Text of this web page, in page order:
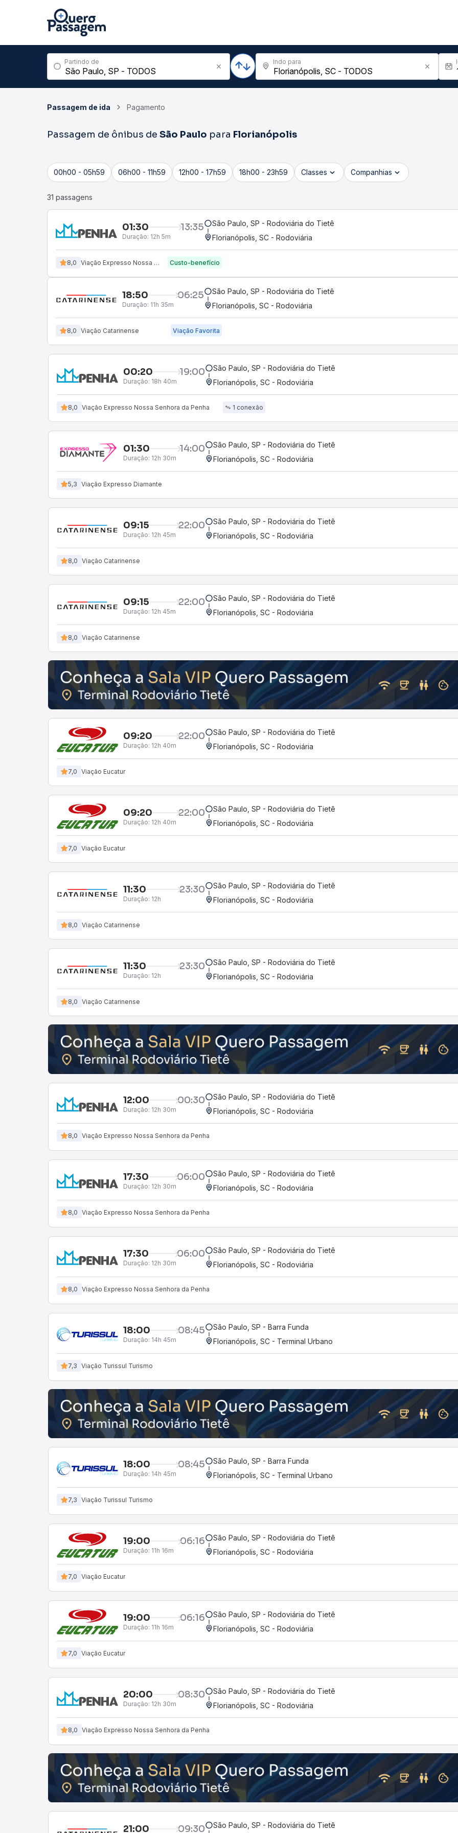
Partindo de Indo para
Passagem de ida Pagamento
Passagem de ônibus de São Paulo para Florianópolis
00h00 - 05h59 06h00 - 11h59 12h00 - 17h59 18h00 - 23h59 Classes Companhias
31 passagens
01:30 13:35
Duração: 12h 5m
São Paulo, SP - Rodoviária do Tietê
Florianópolis, SC - Rodoviária
8,0 Viação Expresso Nossa Senhora da Penha Custo-benefício
18:50 06:25
Duração: 11h 35m
São Paulo, SP - Rodoviária do Tietê
Florianópolis, SC - Rodoviária
8,0 Viação Catarinense Viação Favorita
00:20 19:00
Duração: 18h 40m
São Paulo, SP - Rodoviária do Tietê
Florianópolis, SC - Rodoviária
8,0 Viação Expresso Nossa Senhora da Penha 1 conexão
01:30 14:00
Duração: 12h 30m
São Paulo, SP - Rodoviária do Tietê
Florianópolis, SC - Rodoviária
5,3 Viação Expresso Diamante
09:15 22:00
Duração: 12h 45m
São Paulo, SP - Rodoviária do Tietê
Florianópolis, SC - Rodoviária
8,0 Viação Catarinense
09:15 22:00
Duração: 12h 45m
São Paulo, SP - Rodoviária do Tietê
Florianópolis, SC - Rodoviária
8,0 Viação Catarinense
09:20 22:00
Duração: 12h 40m
São Paulo, SP - Rodoviária do Tietê
Florianópolis, SC - Rodoviária
7,0 Viação Eucatur
09:20 22:00
Duração: 12h 40m
São Paulo, SP - Rodoviária do Tietê
Florianópolis, SC - Rodoviária
7,0 Viação Eucatur
11:30 23:30
Duração: 12h
São Paulo, SP - Rodoviária do Tietê
Florianópolis, SC - Rodoviária
8,0 Viação Catarinense
11:30 23:30
Duração: 12h
São Paulo, SP - Rodoviária do Tietê
Florianópolis, SC - Rodoviária
8,0 Viação Catarinense
12:00 00:30
Duração: 12h 30m
São Paulo, SP - Rodoviária do Tietê
Florianópolis, SC - Rodoviária
8,0 Viação Expresso Nossa Senhora da Penha
17:30 06:00
Duração: 12h 30m
São Paulo, SP - Rodoviária do Tietê
Florianópolis, SC - Rodoviária
8,0 Viação Expresso Nossa Senhora da Penha
17:30 06:00
Duração: 12h 30m
São Paulo, SP - Rodoviária do Tietê
Florianópolis, SC - Rodoviária
8,0 Viação Expresso Nossa Senhora da Penha
18:00 08:45
Duração: 14h 45m
São Paulo, SP - Barra Funda
Florianópolis, SC - Terminal Urbano
7,3 Viação Turissul Turismo
18:00 08:45
Duração: 14h 45m
São Paulo, SP - Barra Funda
Florianópolis, SC - Terminal Urbano
7,3 Viação Turissul Turismo
19:00 06:16
Duração: 11h 16m
São Paulo, SP - Rodoviária do Tietê
Florianópolis, SC - Rodoviária
7,0 Viação Eucatur
19:00 06:16
Duração: 11h 16m
São Paulo, SP - Rodoviária do Tietê
Florianópolis, SC - Rodoviária
7,0 Viação Eucatur
20:00 08:30
Duração: 12h 30m
São Paulo, SP - Rodoviária do Tietê
Florianópolis, SC - Rodoviária
8,0 Viação Expresso Nossa Senhora da Penha
21:00 09:30 São Paulo, SP - Rodoviária do Tietê